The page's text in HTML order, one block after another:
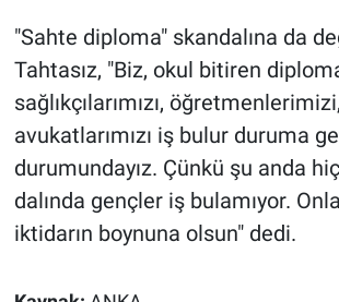
"Sahte diploma" skandalına da
Tahtasız, "Biz, okul bitiren
sağlıkçılarımızı, öğretmenlerimizi,
avukatlarımızı iş bulur duruma
durumundayız. Çünkü şu anda
dalında gençler iş bulamıyor.
iktidarın boynuna olsun" dedi.